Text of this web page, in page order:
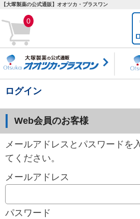
【大塚製薬の公式通販】オオツカ・プラスワン
0
ログイン
Web会員のお客様
メールアドレスとパスワードを
てください。
メールアドレス
パスワード